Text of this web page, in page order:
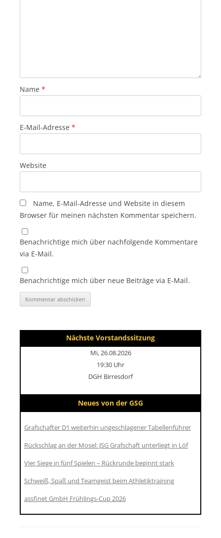
Name *
E-Mail-Adresse *
Website
Name, E-Mail-Adresse und Website in diesem
Browser für meinen nächsten Kommentar speichern.
Benachrichtige mich über nachfolgende Kommentare
via E-Mail.
Benachrichtige mich über neue Beiträge via E-Mail.
Nächste Vorstandssitzung
Mi, 26.08.2026
19:30 Uhr
DGH Birresdorf
Neues von der GSG
Grafschafter D1 weiterhin ungeschlagener Tabellenführer
Rückschlag an der Mosel: JSG Grafschaft unterliegt in Löf
Vier Siege in fünf Spielen – Rückrunde beginnt stark
Schweiß, Spaß und Teamgeist beim Athletiktraining
assfinet GmbH Frühlings-Cup 2026